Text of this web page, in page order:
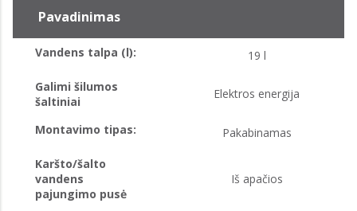
Pavadinimas
Vandens talpa (l): 19 l
Galimi šilumos
šaltiniai
Elektros energija
Montavimo tipas: Pakabinamas
Karšto/šalto
vandens
pajungimo pusė
Iš apačios